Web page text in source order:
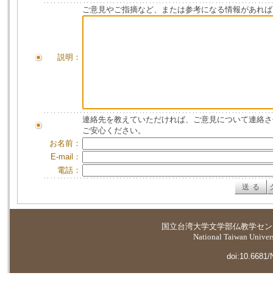
説明：
ご意見やご指摘など、または参考になる情報があれ
連絡先を教えていただければ、ご意見について連絡
ご安心ください。
お名前：
E-mail：
電話：
国立台湾大学文学部仏教学セ
National Taiwan
doi:10.6681/